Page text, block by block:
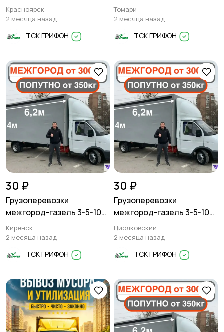
тонн
Красноярск
2 месяца назад
ТСК ГРИФОН
тонн
Томари
2 месяца назад
ТСК ГРИФОН
30 ₽
Грузоперевозки
межгород-газель 3-5-10
тонн
Киренск
2 месяца назад
ТСК ГРИФОН
30 ₽
Грузоперевозки
межгород-газель 3-5-10
тонн
Циолковский
2 месяца назад
ТСК ГРИФОН